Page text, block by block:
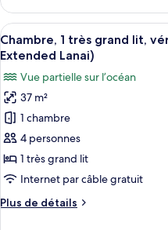
accès
au
salon
club,
vue
océan
(Hokupa'a
Tower,
Top
Floor)
le
type
de
chambre
Présidentielle,
chambre,
accès
au
club,
vue
(Hokupa'a
Afficher
toutes
photos
pour
ce
type
de
chambre :
1
5
Chambre, 1 très grand lit,
Extended Lanai)
Vue partielle sur l’océan
37 m²
1 chambre
4 personnes
1 très grand lit
Internet par câble gratuit
Plus de détails
Plus